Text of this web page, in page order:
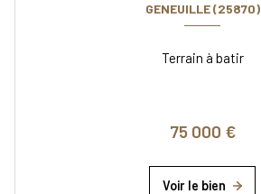
GENEUILLE (25870)
Terrain à batir
75 000 €
Voir le bien